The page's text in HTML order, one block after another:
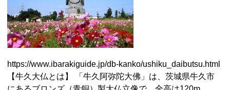
https://www.ibarakiguide.jp/db-kanko/ushiku_daibutsu.html
【牛久大仏とは】 「牛久阿弥陀大佛」は、茨城県牛久市